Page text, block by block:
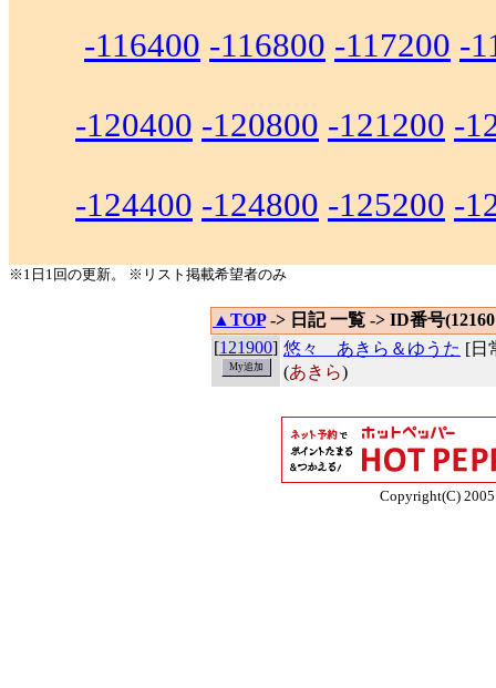
-116400 -116800 -117200 -
-120400 -120800 -121200 -
-124400 -124800 -125200 -
※1日1回の更新。 ※リスト掲載希望者のみ
▲TOP-> 日記 一覧 -> ID番号
[121900] 悠々 あきら＆ゆうた [日
(あきら)
Copyright(C)